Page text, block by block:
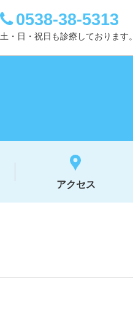
0538-38-5313
土・日・祝日も診療しております。
アクセス